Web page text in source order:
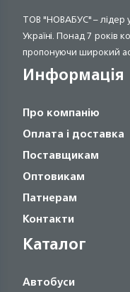
ТОВ "НОВАБУС" – лідер
Україні. Понад 7 років
пропонуючи широкий
Информація
Про компанію
Оплата і доставка
Поставщикам
Оптовикам
Патнерам
Контакти
Каталог
Автобуси